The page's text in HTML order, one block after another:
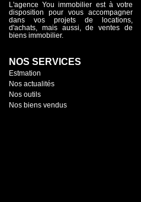
L'agence You immobilier est à votre
disposition pour vous accompagner
dans vos projets de locations,
d'achats, mais aussi, de ventes de
biens immobilier.
NOS SERVICES
Estmation
Nos actualités
Nos outils
Nos biens vendus